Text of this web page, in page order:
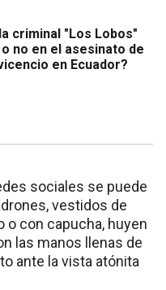
criminal "Los Lobos"
no en el asesinato de
en Ecuador?
sociales se puede
vestidos de
o con capucha, huyen
las manos llenas de
ante la vista atónita